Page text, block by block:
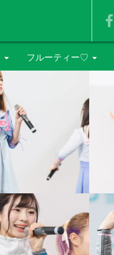
フルーティー♡
神楽まりあ
白咲華